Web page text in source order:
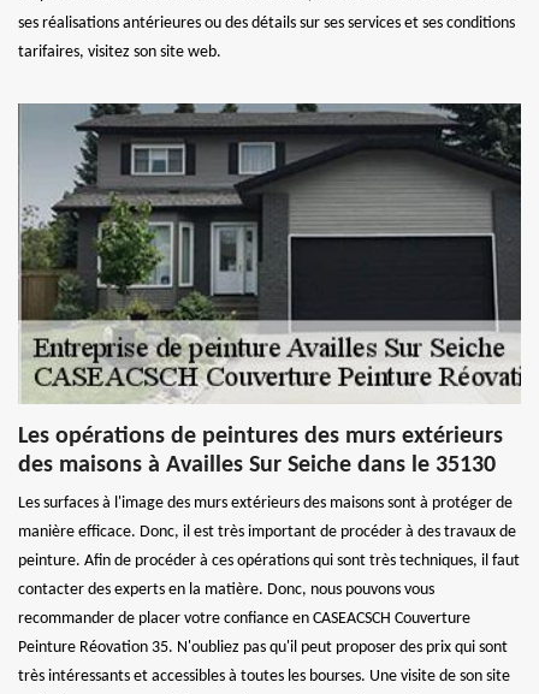
ses réalisations antérieures ou des détails sur ses services et ses conditions
tarifaires, visitez son site web.
Les opérations de peintures des murs extérieurs
des maisons à Availles Sur Seiche dans le 35130
Les surfaces à l'image des murs extérieurs des maisons sont à protéger de
manière efficace. Donc, il est très important de procéder à des travaux de
peinture. Afin de procéder à ces opérations qui sont très techniques, il faut
contacter des experts en la matière. Donc, nous pouvons vous
recommander de placer votre confiance en CASEACSCH Couverture
Peinture Réovation 35. N'oubliez pas qu'il peut proposer des prix qui sont
très intéressants et accessibles à toutes les bourses. Une visite de son site